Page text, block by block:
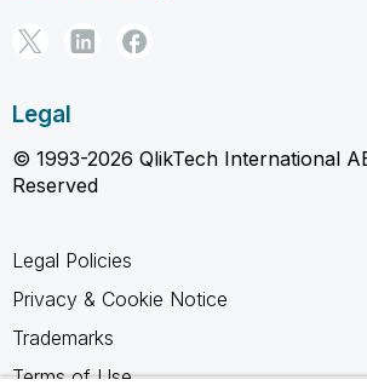
Legal
© 1993-2026 QlikTech International
Reserved
Legal Policies
Privacy & Cookie Notice
Trademarks
Terms of Use